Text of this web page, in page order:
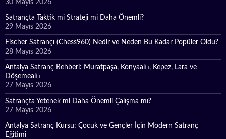
30 Mayıs 2026
Satrançta Taktik mi Strateji mi Daha Önemli?
29 Mayıs 2026
Fischer Satrançı (Chess960) Nedir ve Neden Bu Kadar Popüler Oldu?
28 Mayıs 2026
Antalya Satranç Rehberi: Muratpaşa, Konyaaltı, Kepez, Lara ve
Döşemealtı
27 Mayıs 2026
Satrançta Yetenek mi Daha Önemli Çalışma mı?
27 Mayıs 2026
Antalya Satranç Kursu: Çocuk ve Gençler İçin Modern Satranç
Eğitimi